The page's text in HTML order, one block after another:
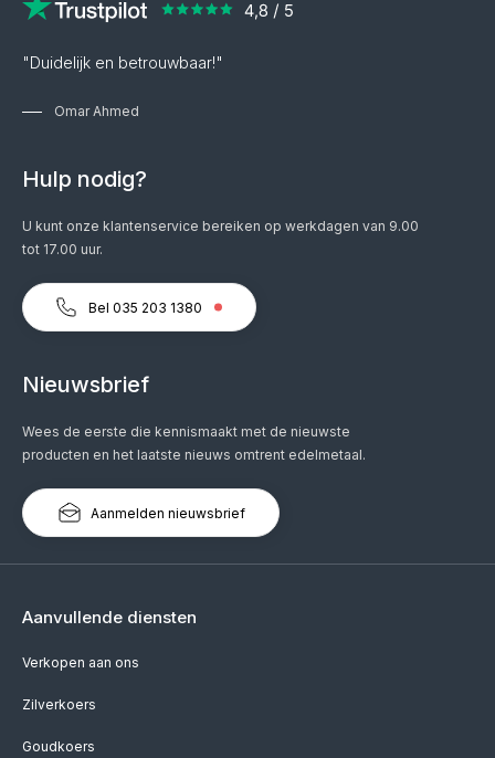
"Duidelijk en betrouwbaar!"
Omar Ahmed
Hulp nodig?
U kunt onze klantenservice bereiken op werkdagen van 9.00
tot 17.00 uur.
Bel 035 203 1380
Nieuwsbrief
Wees de eerste die kennismaakt met de nieuwste
producten en het laatste nieuws omtrent edelmetaal.
Aanmelden nieuwsbrief
Aanvullende diensten
Verkopen aan ons
Zilverkoers
Goudkoers